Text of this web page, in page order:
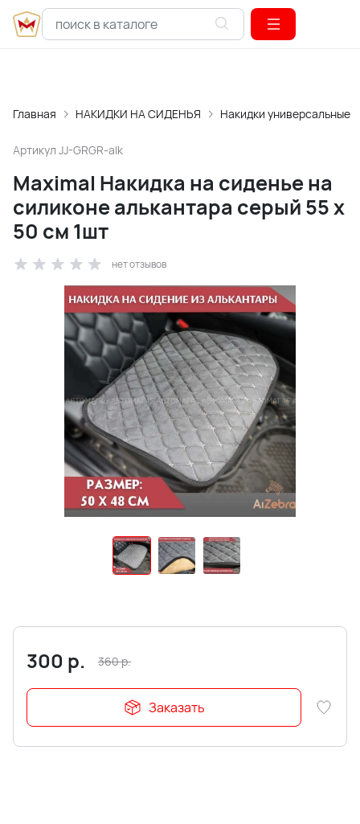
Главная НАКИДКИ НА СИДЕНЬЯ Накидки универсальные
Артикул JJ-GRGR-alk
Maximal Накидка на сиденье на
силиконе алькантара серый 55 x
50 см 1шт
нет отзывов
300 р. 360р.
Заказать